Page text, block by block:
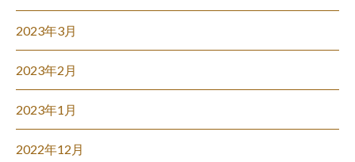
2023年3月
2023年2月
2023年1月
2022年12月